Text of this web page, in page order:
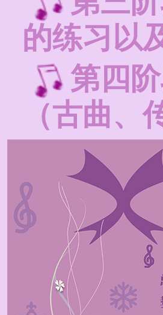
的练习以
第四
（古曲